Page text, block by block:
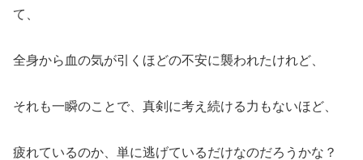
て、
全身から血の気が引くほどの不安に襲われたけれど、
それも一瞬のことで、真剣に考え続ける力もないほど、
疲れているのか、単に逃げているだけなのだろうかな？